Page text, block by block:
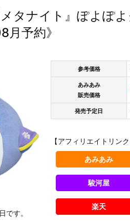
タナイト』ぽよぽ
予約》
です。
参考価格
あみあみ
販売価格
発売予定日
【アフィリエイトリン
あみあみ
駿河屋
楽天